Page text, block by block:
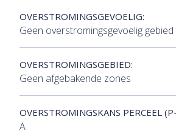
OVERSTROMINGSGEVOELIG:
Geen overstromingsgevoelig gebied
OVERSTROMINGSGEBIED:
Geen afgebakende zones
OVERSTROMINGSKANS PERCEEL
A